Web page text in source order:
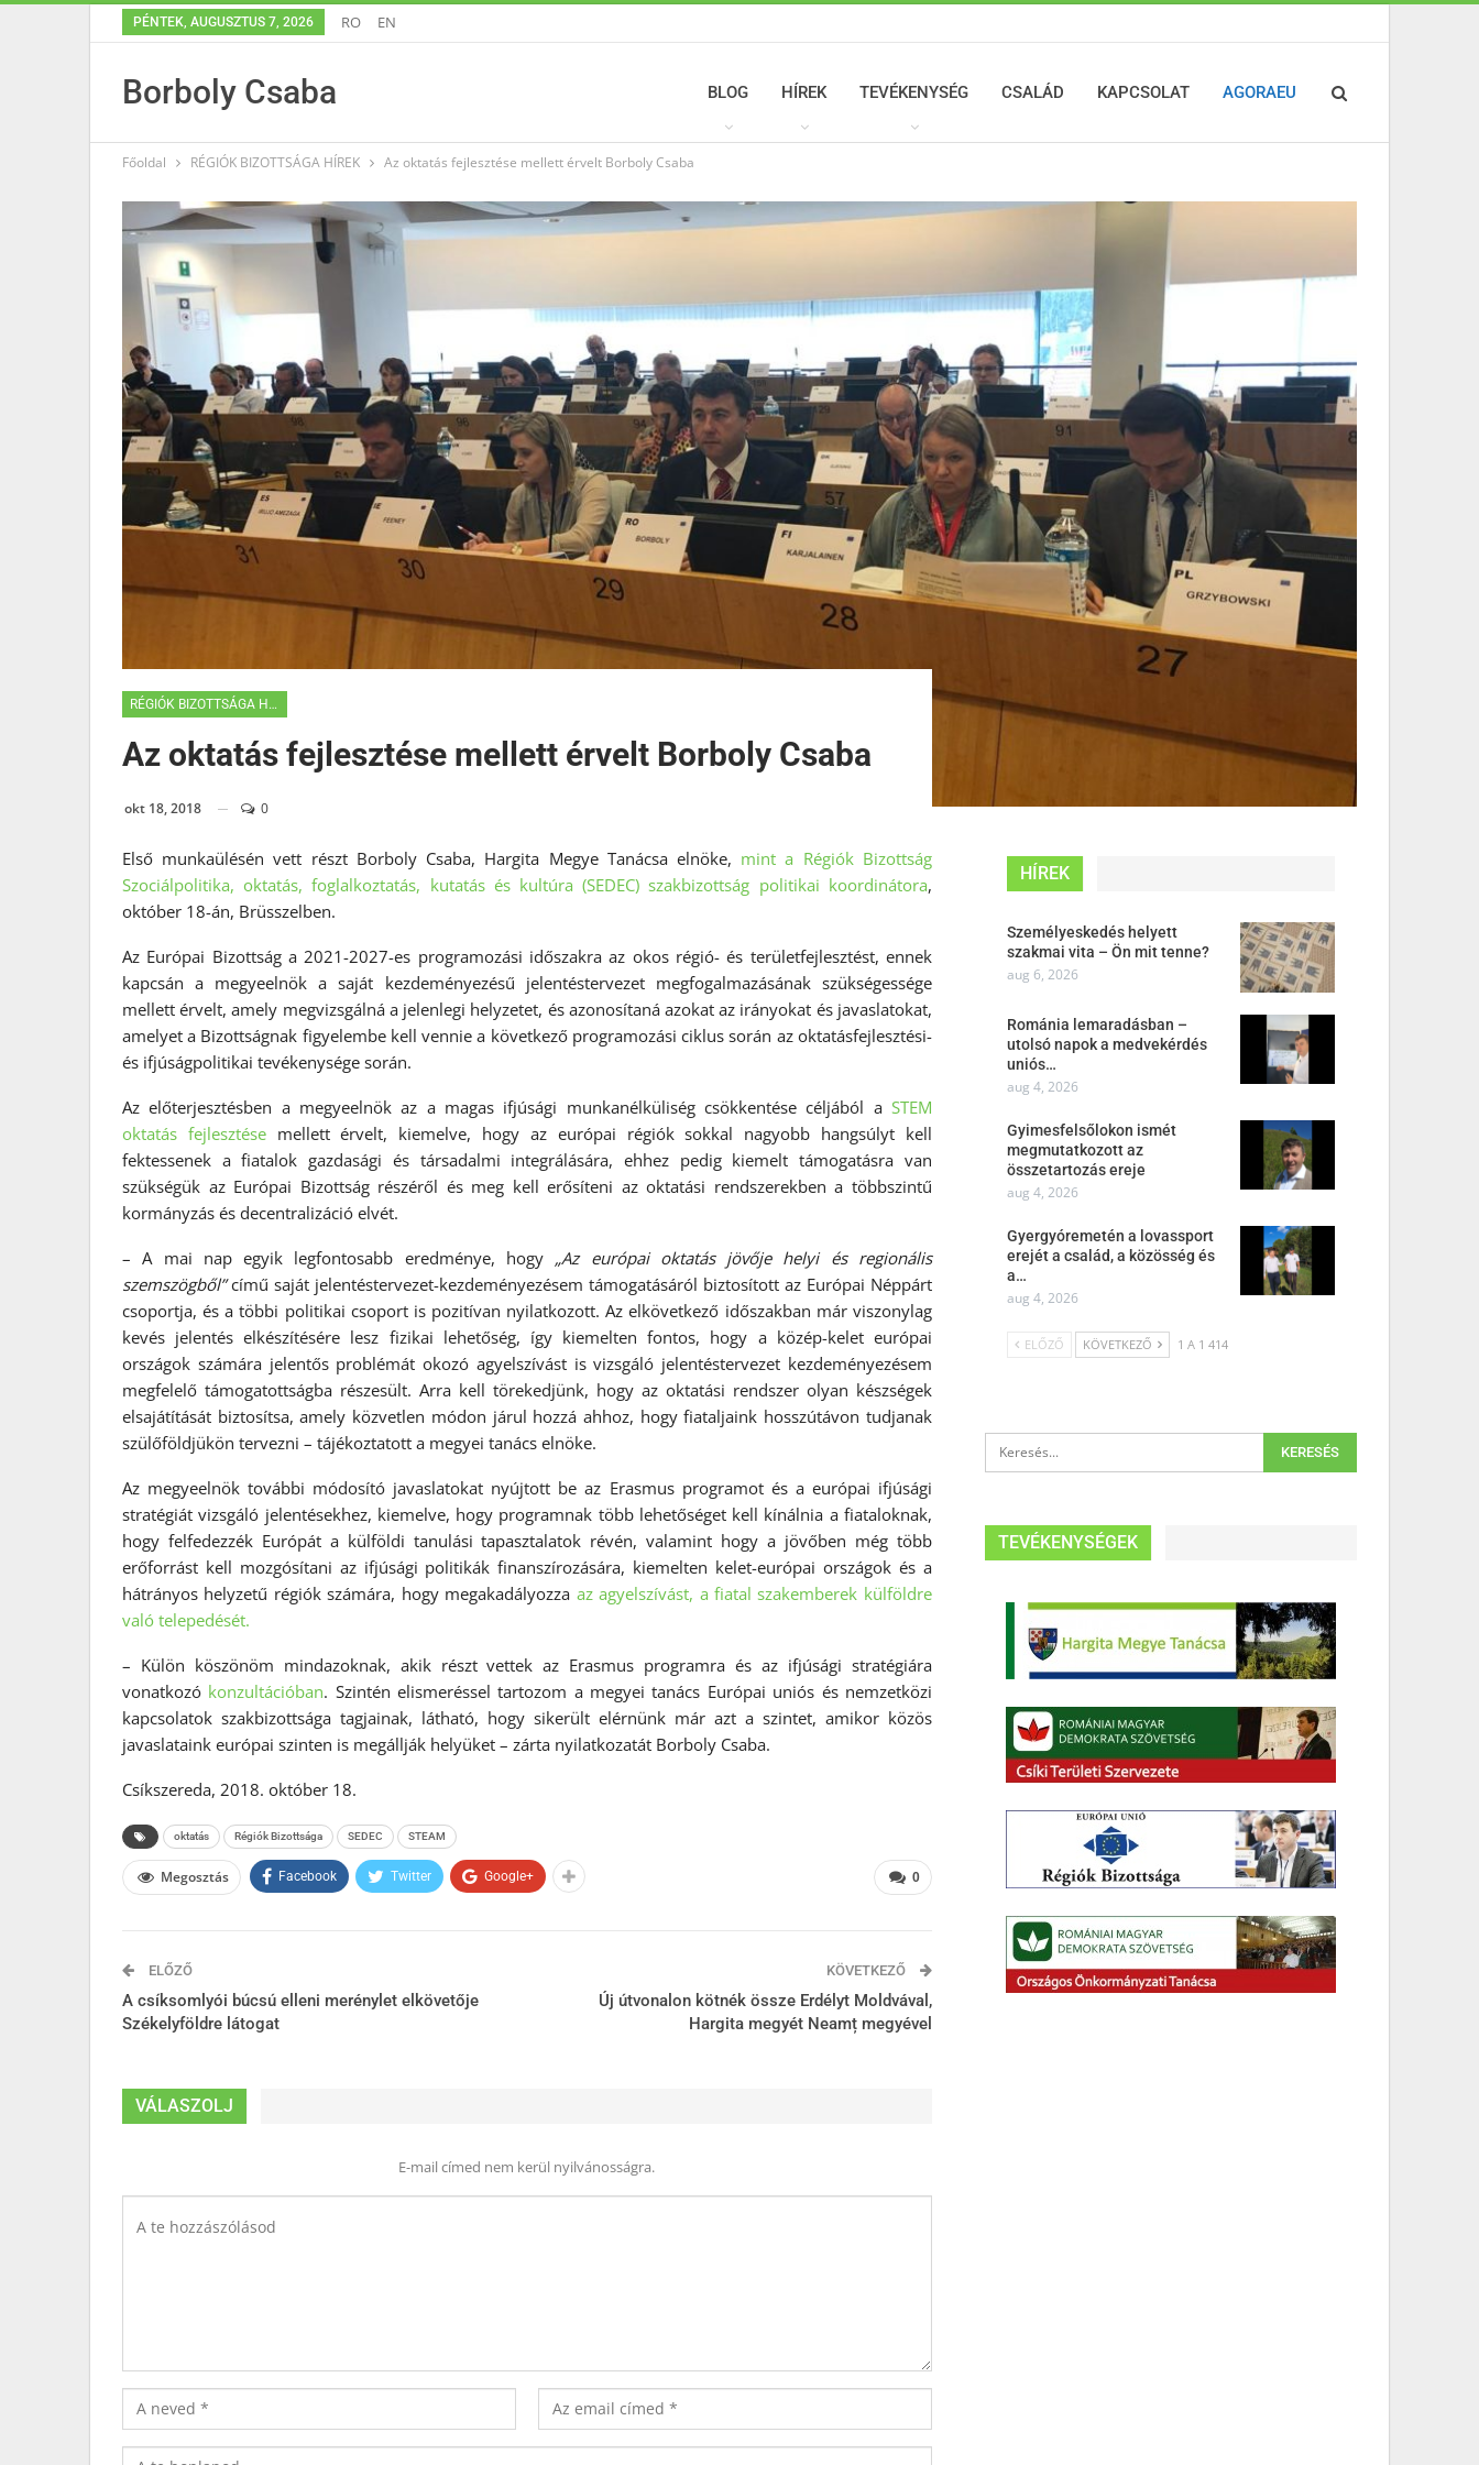
PÉNTEK, AUGUSZTUS 7, 2026 RO EN
Borboly Csaba BLOG HÍREK TEVÉKENYSÉG CSALÁD KAPCSOLAT AGORAEU
Főoldal RÉGIÓK BIZOTTSÁGA HÍREK Az oktatás fejlesztése mellett érvelt Borboly Csaba
RÉGIÓK BIZOTTSÁGA HÍREK
Az oktatás fejlesztése mellett érvelt Borboly Csaba
okt 18, 2018 0
Első munkaülésén vett részt Borboly Csaba, Hargita Megye Tanácsa elnöke, mint a Régiók Bizottság
Szociálpolitika, oktatás, foglalkoztatás, kutatás és kultúra (SEDEC) szakbizottság politikai koordinátora,
október 18-án, Brüsszelben.
Az Európai Bizottság a 2021-2027-es programozási időszakra az okos régió- és területfejlesztést, ennek
kapcsán a megyeelnök a saját kezdeményezésű jelentéstervezet megfogalmazásának szükségessége
mellett érvelt, amely megvizsgálná a jelenlegi helyzetet, és azonosítaná azokat az irányokat és javaslatokat,
amelyet a Bizottságnak figyelembe kell vennie a következő programozási ciklus során az oktatásfejlesztési-
és ifjúságpolitikai tevékenysége során.
Az előterjesztésben a megyeelnök az a magas ifjúsági munkanélküliség csökkentése céljából a STEM
oktatás fejlesztésemellett érvelt, kiemelve, hogy az európai régiók sokkal nagyobb hangsúlyt kell
fektessenek a fiatalok gazdasági és társadalmi integrálására, ehhez pedig kiemelt támogatásra van
szükségük az Európai Bizottság részéről és meg kell erősíteni az oktatási rendszerekben a többszintű
kormányzás és decentralizáció elvét.
– A mai nap egyik legfontosabb eredménye, hogy „Az európai oktatás jövője helyi és regionális
szemszögből”című saját jelentéstervezet-kezdeményezésem támogatásáról biztosított az Európai Néppárt
csoportja, és a többi politikai csoport is pozitívan nyilatkozott. Az elkövetkező időszakban már viszonylag
kevés jelentés elkészítésére lesz fizikai lehetőség, így kiemelten fontos, hogy a közép-kelet európai
országok számára jelentős problémát okozó agyelszívást is vizsgáló jelentéstervezet kezdeményezésem
megfelelő támogatottságba részesült. Arra kell törekedjünk, hogy az oktatási rendszer olyan készségek
elsajátítását biztosítsa, amely közvetlen módon járul hozzá ahhoz, hogy fiataljaink hosszútávon tudjanak
szülőföldjükön tervezni – tájékoztatott a megyei tanács elnöke.
Az megyeelnök további módosító javaslatokat nyújtott be az Erasmus programot és a európai ifjúsági
stratégiát vizsgáló jelentésekhez, kiemelve, hogy programnak több lehetőséget kell kínálnia a fiataloknak,
hogy felfedezzék Európát a külföldi tanulási tapasztalatok révén, valamint hogy a jövőben még több
erőforrást kell mozgósítani az ifjúsági politikák finanszírozására, kiemelten kelet-európai országok és a
hátrányos helyzetű régiók számára, hogy megakadályozza az agyelszívást, a fiatal szakemberek külföldre
való telepedését.
– Külön köszönöm mindazoknak, akik részt vettek az Erasmus programra és az ifjúsági stratégiára
vonatkozó konzultációban. Szintén elismeréssel tartozom a megyei tanács Európai uniós és nemzetközi
kapcsolatok szakbizottsága tagjainak, látható, hogy sikerült elérnünk már azt a szintet, amikor közös
javaslataink európai szinten is megállják helyüket – zárta nyilatkozatát Borboly Csaba.
Csíkszereda, 2018. október 18.
oktatás Régiók Bizottsága SEDEC STEAM
0
Megosztás Facebook Twitter Google+
ELŐZŐ
A csíksomlyói búcsú elleni merénylet elkövetője
Székelyföldre látogat
KÖVETKEZŐ
Új útvonalon kötnék össze Erdélyt Moldvával,
Hargita megyét Neamț megyével
VÁLASZOLJ
E-mail címed nem kerül nyilvánosságra.
HÍREK
Személyeskedés helyett
szakmai vita – Ön mit tenne?
aug 6, 2026
Románia lemaradásban –
utolsó napok a medvekérdés
uniós…
aug 4, 2026
Gyimesfelsőlokon ismét
megmutatkozott az
összetartozás ereje
aug 4, 2026
Gyergyóremetén a lovassport
erejét a család, a közösség és
a…
aug 4, 2026
ELŐZŐ KÖVETKEZŐ 1 A 1 414
TEVÉKENYSÉGEK